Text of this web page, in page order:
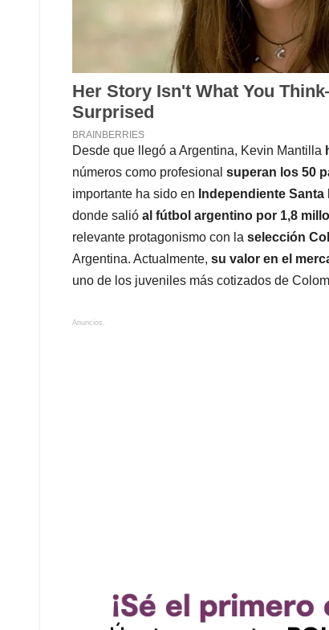
Desde que llegó a Argentina, Kevin Mantilla
números como profesional superan los 50
importante ha sido en Independiente Santa
donde salió al fútbol argentino por 1,8
relevante protagonismo con la selección
Argentina. Actualmente, su valor en el
uno de los juveniles más cotizados de
Anuncios.